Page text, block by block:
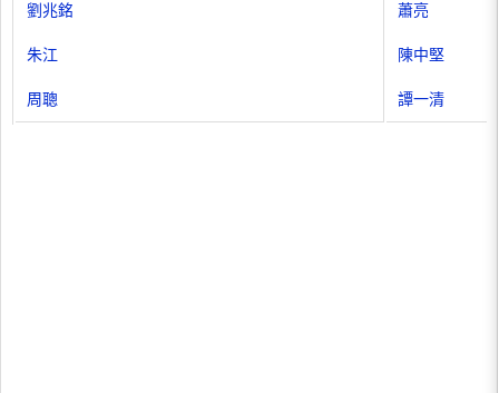
劉兆銘
朱江
周聰
蕭亮
陳中堅
譚一清